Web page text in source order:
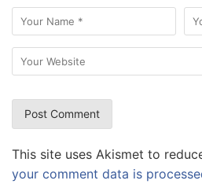
This site uses Akismet to
your comment data is